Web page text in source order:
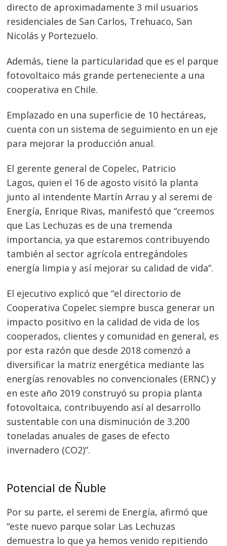
directo de aproximadamente 3 mil usuarios
residenciales de San Carlos, Trehuaco, San
Nicolás y Portezuelo.
Además, tiene la particularidad que es el parque
fotovoltaico más grande perteneciente a una
cooperativa en Chile.
Emplazado en una superficie de 10 hectáreas,
cuenta con un sistema de seguimiento en un eje
para mejorar la producción anual.
El gerente general de Copelec, Patricio
Lagos, quien el 16 de agosto visitó la planta
junto al intendente Martín Arrau y al seremi de
Energía, Enrique Rivas, manifestó que “creemos
que Las Lechuzas es de una tremenda
importancia, ya que estaremos contribuyendo
también al sector agrícola entregándoles
energía limpia y así mejorar su calidad de vida”.
El ejecutivo explicó que “el directorio de
Cooperativa Copelec siempre busca generar un
impacto positivo en la calidad de vida de los
cooperados, clientes y comunidad en general, es
por esta razón que desde 2018 comenzó a
diversificar la matriz energética mediante las
energías renovables no convencionales (ERNC) y
en este año 2019 construyó su propia planta
fotovoltaica, contribuyendo así al desarrollo
sustentable con una disminución de 3.200
toneladas anuales de gases de efecto
invernadero (CO2)”.
Potencial de Ñuble
Por su parte, el seremi de Energía, afirmó que
“este nuevo parque solar Las Lechuzas
demuestra lo que ya hemos venido repitiendo